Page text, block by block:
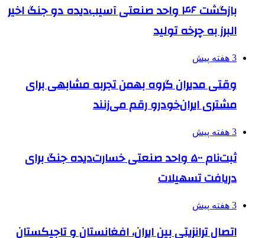
بازگشت ۴۶ واحد صنعتی آسیب‌دیده دو جنگ اخیر
البرز به چرخه تولید
3 هفته پیش
وقتی مدیران گروه بهمن تجربه مشابهی برای
مشتری ایران‌خودرو رقم می‌زنند
3 هفته پیش
ثبت‌نام ۵۰۰ واحد صنعتی خسارت‌دیده جنگ برای
دریافت تسهیلات
3 هفته پیش
اتصال ترانزیتی بین ایران، افغانستان و تاجیکستان